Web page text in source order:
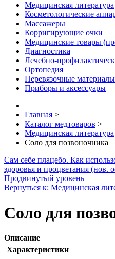
Медицинская литература
Косметологические
Массажеры
Корригирующие очки
Медицинские товары
Диагностика
Лечебно-
Ортопедия
Перевязочные материалы
Приборы и аксессуары
Главная >
Каталог медтоваров >
Медицинская литература
Соло для позвоночника
Сам себе плацебо. Как
здоровья и процветания (нов.
Продвинутый уровень
Вернуться к: Медицинская
Соло для
Описание
Характеристики